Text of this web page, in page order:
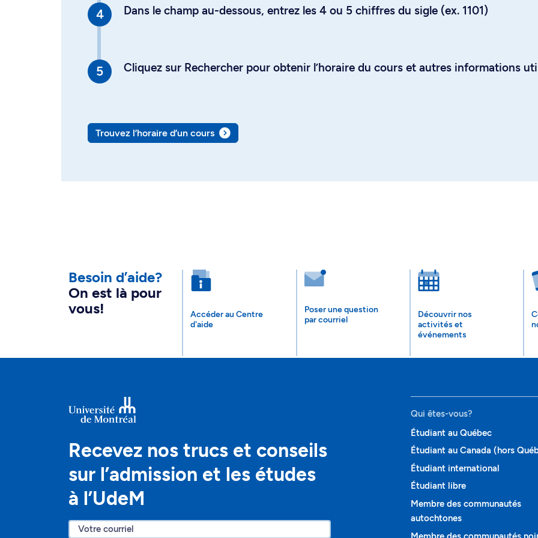
Dans le champ au-dessous, entrez les 4 ou 5 chiffres du sigle (ex. 1101)
Cliquez sur Rechercher pour obtenir l’horaire du cours et autres informations
Trouvez l’horaire d’un cours
Besoin d’aide?
On est là pour
vous!
Accéder au Centre
d'aide
Poser une question
par courriel
Découvrir nos
activités et
événements
Recevez nos trucs et conseils
sur l’admission et les études
à l’UdeM
Qui êtes-vous?
Étudiant au Québec
Étudiant au Canada (hors
Étudiant international
Étudiant libre
Membre des communautés
autochtones